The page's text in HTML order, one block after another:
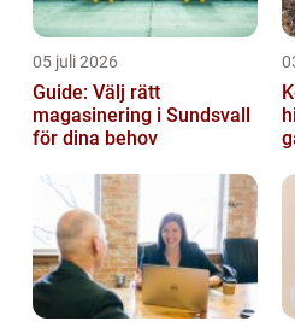
05 juli 2026
Guide: Välj rätt
magasinering i Sundsvall
för dina behov